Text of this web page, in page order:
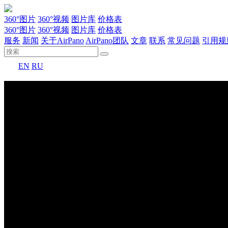
360°图片 360°视频 图片库 价格表
360°图片 360°视频 图片库 价格表
服务 新闻 关于AirPano AirPano团队 文章 联系 常见问题 引用
EN RU